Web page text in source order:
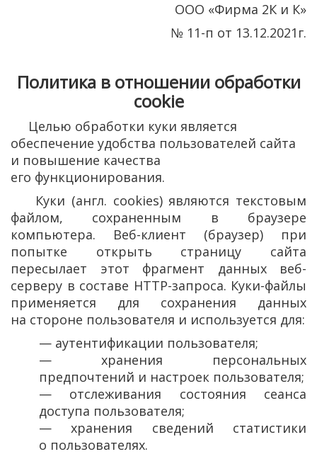
ООО «Фирма 2К и К»
№ 11-п от 13.12.2021г.
Политика в отношении обработки
cookie
Целью обработки куки является
обеспечение удобства пользователей сайта
и повышение качества
его функционирования.
Куки (англ. cookies) являются текстовым
файлом, сохраненным в браузере
компьютера. Веб-клиент
(браузер) при
попытке открыть страницу сайта
пересылает этот фрагмент данных веб-
серверу в составе НТТР-запроса. Куки-файлы
применяется для сохранения данных
на стороне пользователя и используется для:
— аутентификации пользователя;
— хранения персональных
предпочтений и настроек пользователя;
— отслеживания состояния сеанса
доступа пользователя;
— хранения сведений статистики
о пользователях.